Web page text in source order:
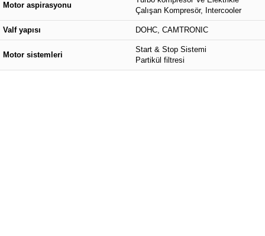
Motor aspirasyonu
Çalışan Kompresör, Intercooler
Valf yapısı DOHC, CAMTRONIC
Motor sistemleri
Start & Stop Sistemi
Partikül filtresi